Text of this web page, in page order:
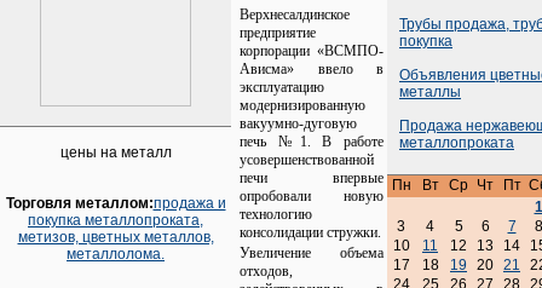
цены на металл
Торговля металлом:продажа и
покупка металлопроката,
метизов, цветных металлов,
металлолома.
Верхнесалдинское
предприятие
корпорации «ВСМПО-
Ависма» ввело в
эксплуатацию
модернизированную
вакуумно-дуговую
печь №1. В работе
усовершенствованной
печи впервые
опробовали новую
технологию
консолидации стружки.
Увеличение объема
отходов,
Трубы продажа,
покупка
Объявления
металлы
Продажа
металлопроката
Пн Вт Ср Чт Пт
1
3
4 5 6 7
8
10
11 12 13 14
17
18 19 20 21
24
25 26 27 28